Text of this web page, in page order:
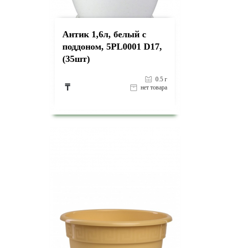
Антик 1,6л, белый с
поддоном, 5PL0001 D17,
(35шт)
₸
0.5 г
нет товара